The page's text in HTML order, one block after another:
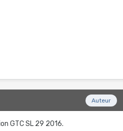
Auteur
GTC SL 29 2016.